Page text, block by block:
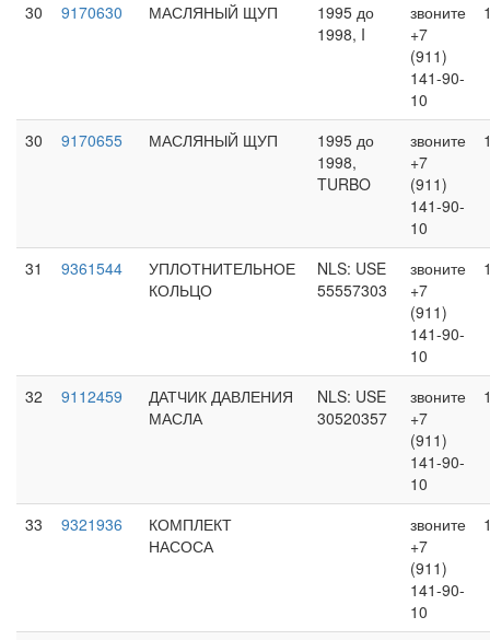
30 9170630 МАСЛЯНЫЙ ЩУП
1995 до
1998, I
звоните
+7
(911)
141-90-
10
30 9170655 МАСЛЯНЫЙ ЩУП
1995 до
1998,
TURBO
звоните
+7
(911)
141-90-
10
31 9361544
УПЛОТНИТЕЛЬНОЕ
КОЛЬЦО
NLS: USE
55557303
звоните
+7
(911)
141-90-
10
32 9112459
ДАТЧИК ДАВЛЕНИЯ
МАСЛА
NLS: USE
30520357
звоните
+7
(911)
141-90-
10
33 9321936
КОМПЛЕКТ
НАСОСА
звоните
+7
(911)
141-90-
10